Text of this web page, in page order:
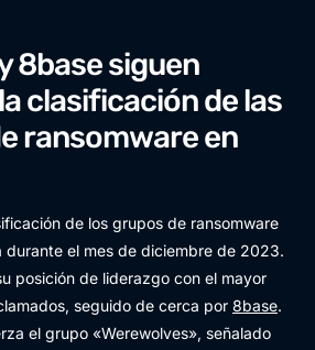
8base siguen
clasificación de las
ransomware en
de los grupos de ransomware
durante el mes de diciembre de 2023.
posición de liderazgo con el mayor
seguido de cerca por 8base.
el grupo «Werewolves», señalado